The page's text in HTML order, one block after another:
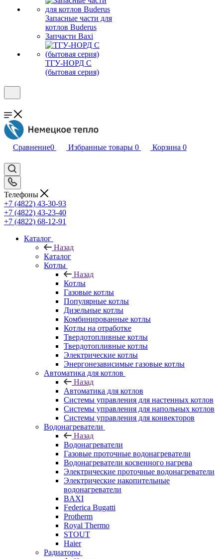
Запасные части для
котлов Buderus
Запчасти Baxi
ТГУ-НОРД С
(бытовая серия)
Сравнение0 Избранные товары 0 Корзина 0
Телефоны
+7 (4822) 43-30-93
+7 (4822) 43-23-40
+7 (4822) 68-12-91
Каталог
Назад
Каталог
Котлы
Назад
Котлы
Газовые котлы
Популярные котлы
Дизельные котлы
Комбинированные котлы
Котлы на отработке
Твердотопливные котлы
Твердотопливные котлы
Электрические котлы
Энергонезависимые газовые котлы
Автоматика для котлов
Назад
Автоматика для котлов
Системы управления для настенных котлов
Системы управления для напольных котлов
Системы управления для конвекторов
Водонагреватели
Назад
Водонагреватели
Газовые проточные водонагреватели
Водонагреватели косвенного нагрева
Электрические проточные водонагреватели
Электрические накопительные
водонагреватели
BAXI
Federica Bugatti
Protherm
Royal Thermo
STOUT
Haier
Радиаторы